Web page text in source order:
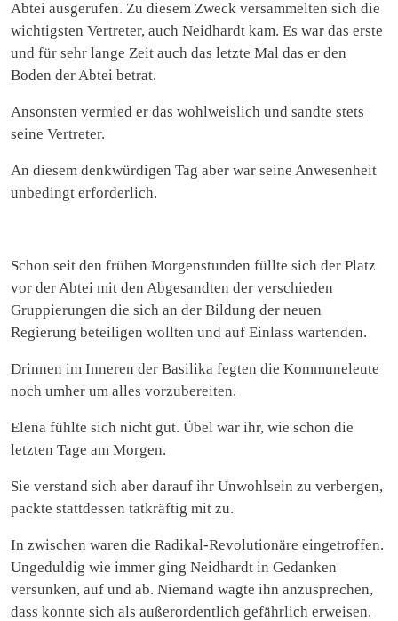
Abtei ausgerufen. Zu diesem Zweck versammelten sich die
wichtigsten Vertreter, auch Neidhardt kam. Es war das erste
und für sehr lange Zeit auch das letzte Mal das er den
Boden der Abtei betrat.
Ansonsten vermied er das wohlweislich und sandte stets
seine Vertreter.
An diesem denkwürdigen Tag aber war seine Anwesenheit
unbedingt erforderlich.
Schon seit den frühen Morgenstunden füllte sich der Platz
vor der Abtei mit den Abgesandten der verschieden
Gruppierungen die sich an der Bildung der neuen
Regierung beteiligen wollten und auf Einlass wartenden.
Drinnen im Inneren der Basilika fegten die Kommuneleute
noch umher um alles vorzubereiten.
Elena fühlte sich nicht gut. Übel war ihr, wie schon die
letzten Tage am Morgen.
Sie verstand sich aber darauf ihr Unwohlsein zu verbergen,
packte stattdessen tatkräftig mit zu.
In zwischen waren die Radikal-Revolutionäre eingetroffen.
Ungeduldig wie immer ging Neidhardt in Gedanken
versunken, auf und ab. Niemand wagte ihn anzusprechen,
dass konnte sich als außerordentlich gefährlich erweisen.